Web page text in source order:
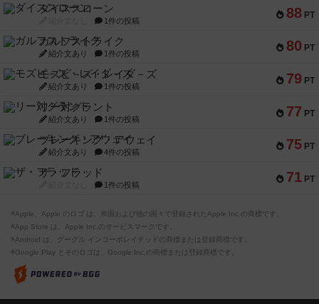
88 PT
ダイススローン
1件の投稿
80 PT
ガルフストライク
紹介文あり 1件の投稿
79 PT
モズビ－ズ・レイダ－ズ
紹介文あり 1件の投稿
77 PT
リー対グラント
紹介文あり 1件の投稿
75 PT
ブレーキング・アウェイ
紹介文あり 4件の投稿
71 PT
ザ・フラッド
1件の投稿
※Apple、Apple のロゴ は、米国および他の国々で登録されたApple Inc.の商標です。
※App Store は、Apple Inc.のサービスマークです。
※Android は、グーグル インコーポレイテッドの商標または登録商標です。
※Google Play とそのロゴは、Google Inc.の商標または登録商標です。